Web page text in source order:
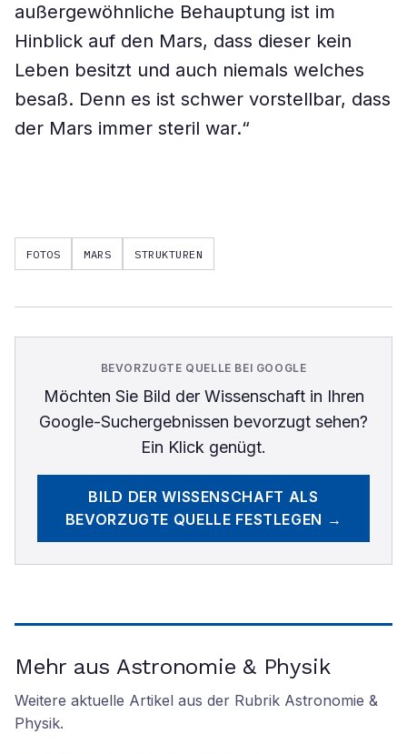
außergewöhnliche Behauptung ist im
Hinblick auf den Mars, dass dieser kein
Leben besitzt und auch niemals welches
besaß. Denn es ist schwer vorstellbar, dass
der Mars immer steril war.“
FOTOS MARS STRUKTUREN
BEVORZUGTE QUELLE BEI GOOGLE
Möchten Sie Bild der Wissenschaftin Ihren
Google-Suchergebnissen bevorzugt sehen?
Ein Klick genügt.
BILD DER WISSENSCHAFT ALS
BEVORZUGTE QUELLE FESTLEGEN →
Mehr aus Astronomie & Physik
Weitere aktuelle Artikel aus der Rubrik Astronomie &
Physik.